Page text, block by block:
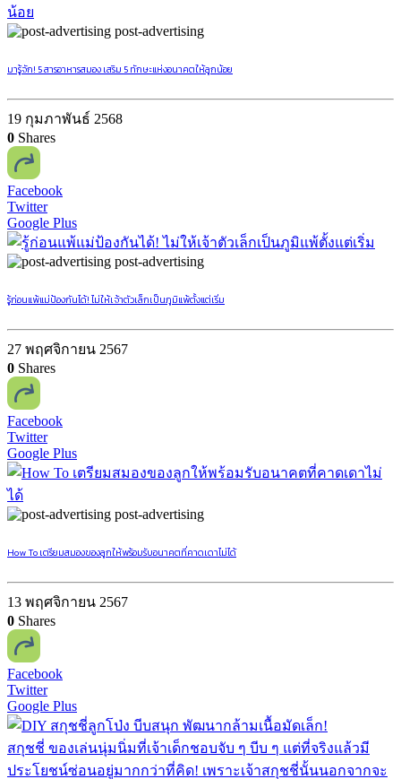
post-advertising
มารู้จัก! 5 สารอาหารสมอง เสริม 5 ทักษะแห่งอนาคตให้ลูกน้อย
19 กุมภาพันธ์ 2568
0 Shares
Facebook
Twitter
Google Plus
post-advertising
รู้ก่อนแพ้แม่ป้องกันได้! ไม่ให้เจ้าตัวเล็กเป็นภูมิแพ้ตั้งแต่เริ่ม
27 พฤศจิกายน 2567
0 Shares
Facebook
Twitter
Google Plus
post-advertising
How To เตรียมสมองของลูกให้พร้อมรับอนาคตที่คาดเดาไม่ได้
13 พฤศจิกายน 2567
0 Shares
Facebook
Twitter
Google Plus
สกุชชี่ ของเล่นนุ่มนิ่มที่เจ้าเด็กชอบจับ ๆ บีบ ๆ แต่ที่จริงแล้วมี
ประโยชน์ซ่อนอยู่มากกว่าที่คิด! เพราะเจ้าสกุชชี่นั้นนอกจากจะ